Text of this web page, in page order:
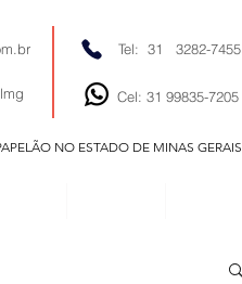
Tel: 31 3282-7455
Cel: 31 99835-7205
NO ESTADO DE MINAS GERAIS